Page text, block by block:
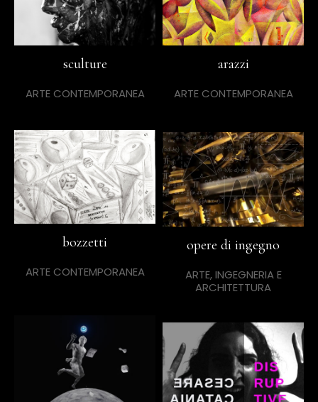
sculture
ARTE CONTEMPORANEA
arazzi
ARTE CONTEMPORANEA
bozzetti
ARTE CONTEMPORANEA
opere di ingegno
ARTE, INGEGNERIA E
ARCHITETTURA